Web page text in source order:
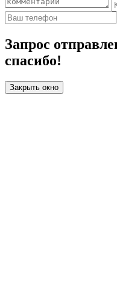
Запрос
спасибо!
Закрыть окно